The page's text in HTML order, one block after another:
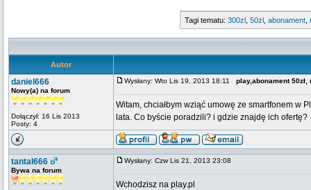
Tagi tematu: 300zl, 50zl, abonament,
Autor
daniel666
Nowy(a) na forum
Dołączył: 16 Lis 2013
Posty: 4
Wysłany: Wto Lis 19, 2013 18:11 play,abonament 50zł,
Witam, chciałbym wziąć umowę ze smartfonem w
lata. Co byście poradzili? i gdzie znajdę ich ofertę?
tantal666
Bywa na forum
Wysłany: Czw Lis 21, 2013 23:08
Wchodzisz na play.pl